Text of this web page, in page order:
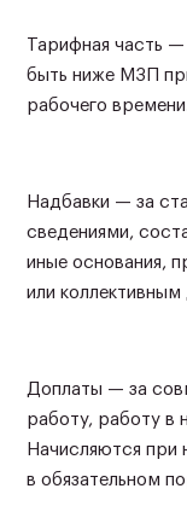
Тарифная часть
быть ниже МЗП
рабочего
Надбавки — за
сведениями,
иные основания,
или
Доплаты — за
работу, работу в
Начисляются при
в обязательном